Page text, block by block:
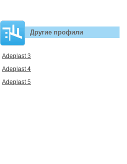
Другие профили
Adeplast 3
Adeplast 4
Adeplast 5